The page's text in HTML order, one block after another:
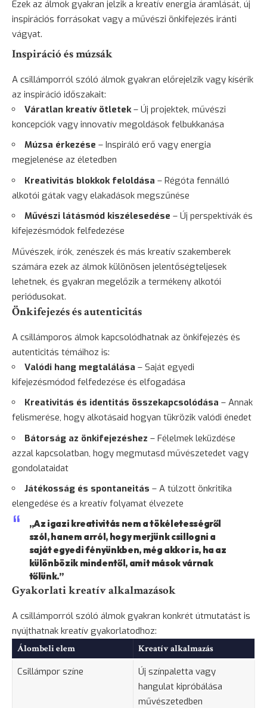
Ezek az álmok gyakran jelzik a kreatív energia áramlását, új
inspirációs forrásokat vagy a művészi önkifejezés iránti
vágyat.
Inspiráció és múzsák
A csillámporról szóló álmok gyakran előrejelzik vagy kísérik
az inspiráció időszakait:
Váratlan kreatív ötletek– Új projektek, művészi
koncepciók vagy innovatív megoldások felbukkanása
Múzsa érkezése – Inspiráló erő vagy energia
megjelenése az életedben
Kreativitás blokkok feloldása – Régóta fennálló
alkotói gátak vagy elakadások megszűnése
Művészi látásmód kiszélesedése – Új perspektívák és
kifejezésmódok felfedezése
Művészek, írók, zenészek és más kreatív szakemberek
számára ezek az álmok különösen jelentőségteljesek
lehetnek, és gyakran megelőzik a termékeny alkotói
periódusokat.
Önkifejezés és autenticitás
A csillámporos álmok kapcsolódhatnak az önkifejezés és
autenticitás témáihoz is:
Valódi hang megtalálása – Saját egyedi
kifejezésmódod felfedezése és elfogadása
Kreativitás és identitás összekapcsolódása – Annak
felismerése, hogy alkotásaid hogyan tükrözik valódi énedet
Bátorság az önkifejezéshez – Félelmek leküzdése
azzal kapcsolatban, hogy megmutasd művészetedet vagy
gondolataidat
Játékosság és spontaneitás – A túlzott önkritika
elengedése és a kreatív folyamat élvezete
„Az igazi kreativitás nem a tökéletességről
szól, hanem arról, hogy merjünk csillogni a
saját egyedi fényünkben, még akkor is, ha az
különbözik mindentől, amit mások várnak
tőlünk.”
Gyakorlati kreatív alkalmazások
A csillámporról szóló álmok gyakran konkrét útmutatást is
nyújthatnak kreatív gyakorlatodhoz:
Álombeli elem Kreatív alkalmazás
Csillámpor színe
Új színpaletta vagy
hangulat kipróbálása
művészetedben